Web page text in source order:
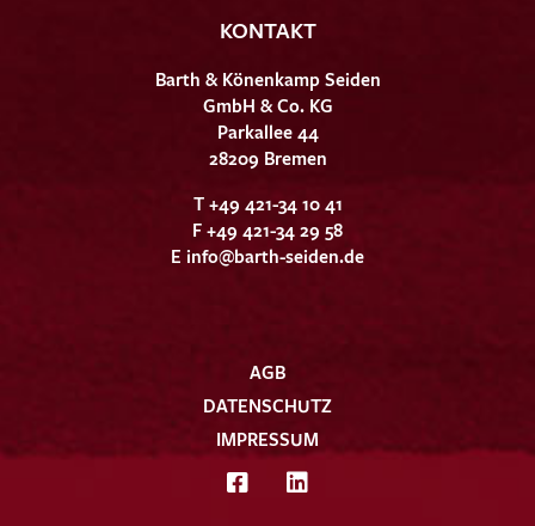
KONTAKT
Barth & Könenkamp Seiden
GmbH & Co. KG
Parkallee 44
28209 Bremen
T +49 421-34 10 41
F +49 421-34 29 58
E info@barth-seiden.de
AGB
DATENSCHUTZ
IMPRESSUM